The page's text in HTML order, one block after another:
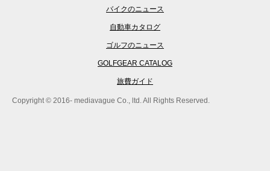
バイクのニュース
自動車カタログ
ゴルフのニュース
GOLFGEAR CATALOG
旅費ガイド
Copyright © 2016- mediavague Co., ltd. All Rights Reserved.